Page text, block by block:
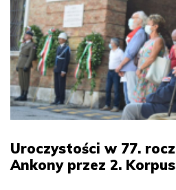
Uroczystości w 77.
Ankony przez 2.